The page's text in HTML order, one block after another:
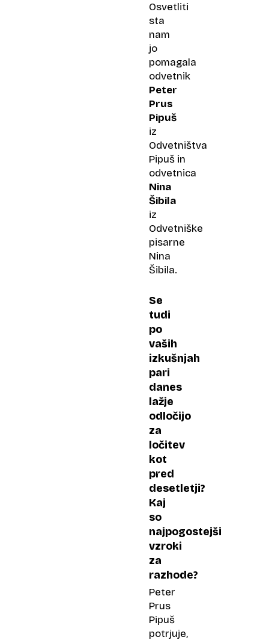
Osvetliti
sta
nam
jo
pomagala
odvetnik
Peter
Prus
Pipuš
iz
Odvetništva
Pipuš in
odvetnica
Nina
Šibila
iz
Odvetniške
pisarne
Nina
Šibila.
Se
tudi
po
vaših
izkušnjah
pari
danes
lažje
odločijo
za
ločitev
kot
pred
desetletji?
Kaj
so
najpogostejši
vzroki
za
razhode?
Peter
Prus
Pipuš
potrjuje,